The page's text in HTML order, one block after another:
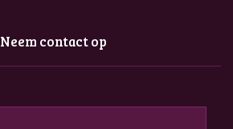
Neem contact op